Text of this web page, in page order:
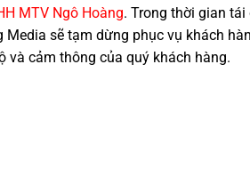
MTV Ngô Hoàng. Trong thời gian tái
Media sẽ tạm dừng phục vụ khách
và cảm thông của quý khách hàng.
(khuyến mãi tốt, giá thấp hơn mong
ra một cách tinh tế và có chiến lược.